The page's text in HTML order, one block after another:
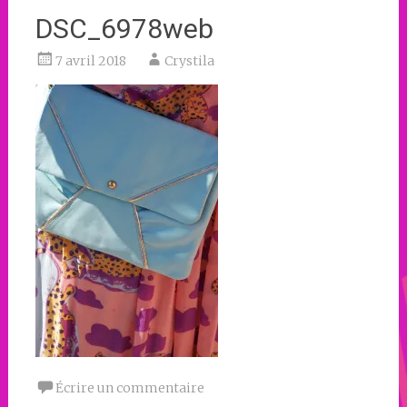
DSC_6978web
7 avril 2018 Crystila
Écrire un commentaire